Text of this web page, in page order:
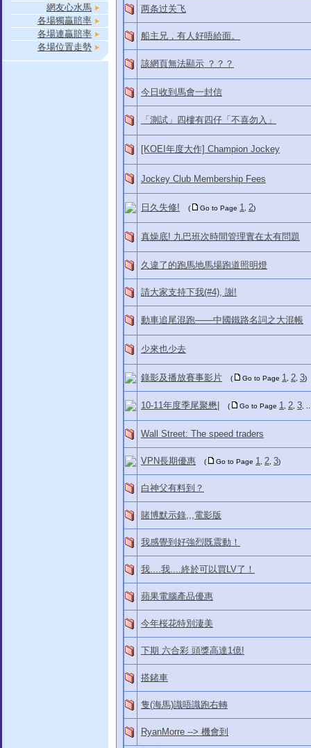
網友心水馬
各場獨贏賠率
各場連贏賠率
各場位置走勢
两条过关飞
船主兄，有人好唔給面。
該網頁無法顯示 ？？？
今日收到馬會一封信
「測試」四樓有四仔「不喜勿入」
[KOEI年度大作] Champion Jockey
Jockey Club Membership Fees
日久失修! ( Go to Page 1 2)
真燥底! 九巴班次時間管理實在太有問題
久違了的跑馬地馬場跑道照明燈
請大家支持下我(#4), 謝!
動車追尾混跑——中國鐵路名詞之大混帳
少來也少去
錄影及播放賽事影片 ( Go to Page 1 2 3)
10-11年度季尾聚懋| ( Go to Page 1 2 3
Wall Street: The speed traders
VPN長期優惠 ( Go to Page 1 2 3)
白神父有料到？
賭博默示錄,,,電影版
我感覺到好強烈既震動！
我....我....終於可以買LV了！
蘋果電腦產品優惠
今年桜花特別淒美
下期 六合彩 頭獎高達1億!
搭鍺車
隻(海馬)識唔識跑右轉
RyanMorre --> 機會到